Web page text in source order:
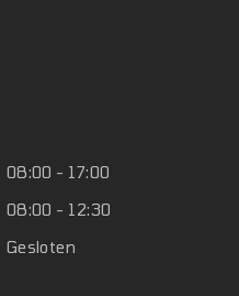
08:00 - 17:00
08:00 - 12:30
Gesloten